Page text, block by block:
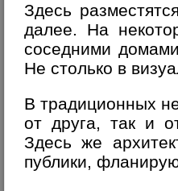
Здесь
далее. На
соседними
Не столько в
В традиционных
от друга, так и
Здесь же
публики,